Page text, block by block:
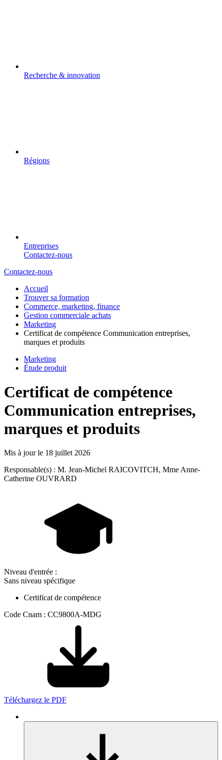
Recherche & innovation
Régions
Entreprises
Contactez-nous
Contactez-nous
Accueil
Trouver sa formation
Commerce, marketing, finance
Gestion commerciale achats
Marketing
Certificat de compétence Communication entreprises,
marques et produits
Marketing
Étude produit
Certificat de compétence
Communication entreprises,
marques et produits
Mis à jour le 18 juillet 2026
Responsable(s) : M. Jean-Michel RAICOVITCH, Mme Anne-
Catherine OUVRARD
Niveau d'entrée :
Sans niveau spécifique
Certificat de compétence
Code Cnam : CC9800A-MDG
Téléchargez le PDF